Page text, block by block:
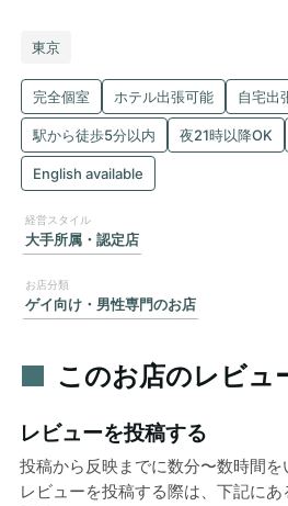
東京
完全個室 ホテル出張可能 自宅出
駅から徒歩5分以内 夜21時以降OK
English available
大手所属・認定店
ゲイ向け・男性専門のお店
このお店のレビュ
レビューを投稿する
投稿から反映までに数分〜数時間を
レビューを投稿する際は、下記にあ